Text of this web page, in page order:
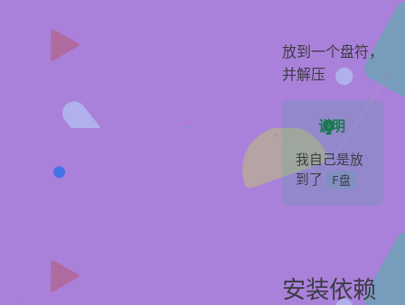
放到一个盘符，
并解压
说明
我自己是放
到了
F盘
安装依赖